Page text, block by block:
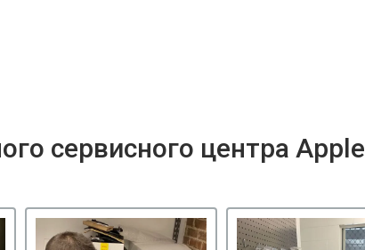
сервисного центра Apple